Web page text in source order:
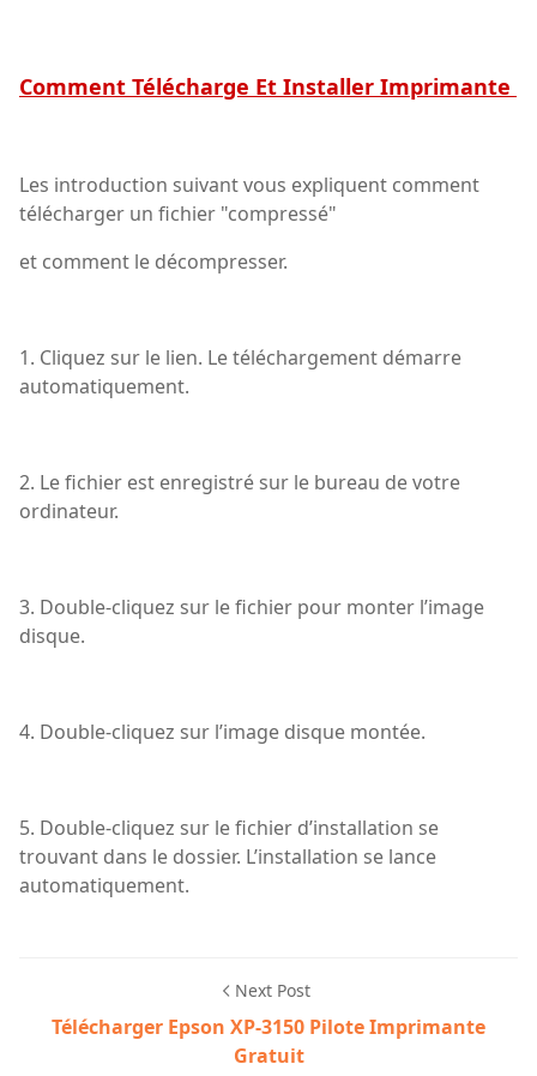
Comment Télécharge Et Installer Imprimante
Les introduction suivant vous expliquent comment
télécharger un fichier "compressé"
et comment le décompresser.
1. Cliquez sur le lien. Le téléchargement démarre
automatiquement.
2. Le fichier est enregistré sur le bureau de votre
ordinateur.
3. Double-cliquez sur le fichier pour monter l’image
disque.
4. Double-cliquez sur l’image disque montée.
5. Double-cliquez sur le fichier d’installation se
trouvant dans le dossier. L’installation se lance
automatiquement.
Next Post
Télécharger Epson XP-3150 Pilote Imprimante
Gratuit